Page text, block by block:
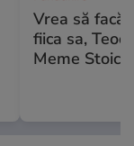
Vrea să
fiica sa,
Meme